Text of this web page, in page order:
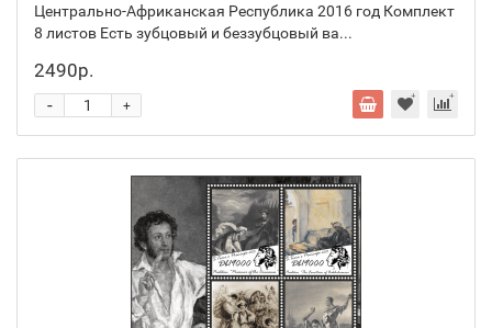
Центрально-Африканская Республика 2016 год Комплект
8 листов Есть зубцовый и беззубцовый ва...
2490р.
+
-